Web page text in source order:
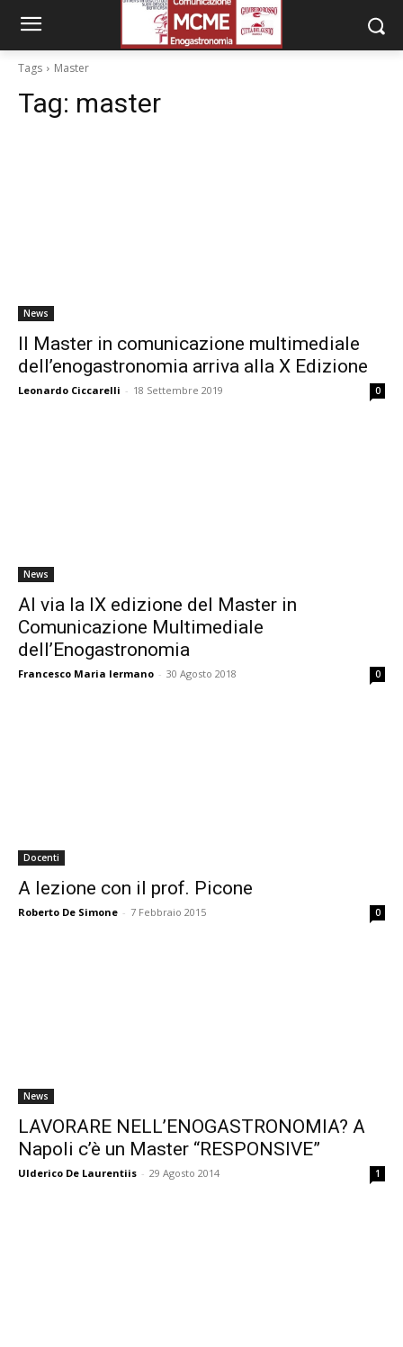
Tags Master
Tag: master
News
Il Master in comunicazione multimediale
dell’enogastronomia arriva alla X Edizione
Leonardo Ciccarelli - 18 Settembre 2019 0
News
Al via la IX edizione del Master in
Comunicazione Multimediale
dell’Enogastronomia
Francesco Maria Iermano - 30 Agosto 2018 0
Docenti
A lezione con il prof. Picone
Roberto De Simone - 7 Febbraio 2015 0
News
LAVORARE NELL’ENOGASTRONOMIA? A
Napoli c’è un Master “RESPONSIVE”
Ulderico De Laurentiis - 29 Agosto 2014 1